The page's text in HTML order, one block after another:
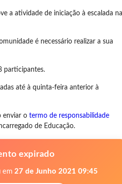
a atividade de iniciação à escalada na
é necessário realizar a sua
participantes.
até à quinta-feira anterior à
enviar o termo de responsabilidade
de Educação.
expirado
em 27 de Junho 2021 09:45